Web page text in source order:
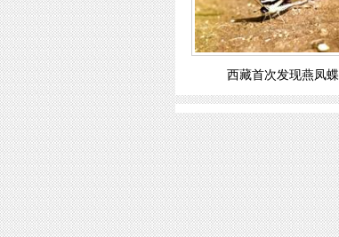
西藏首次发现燕凤蝶